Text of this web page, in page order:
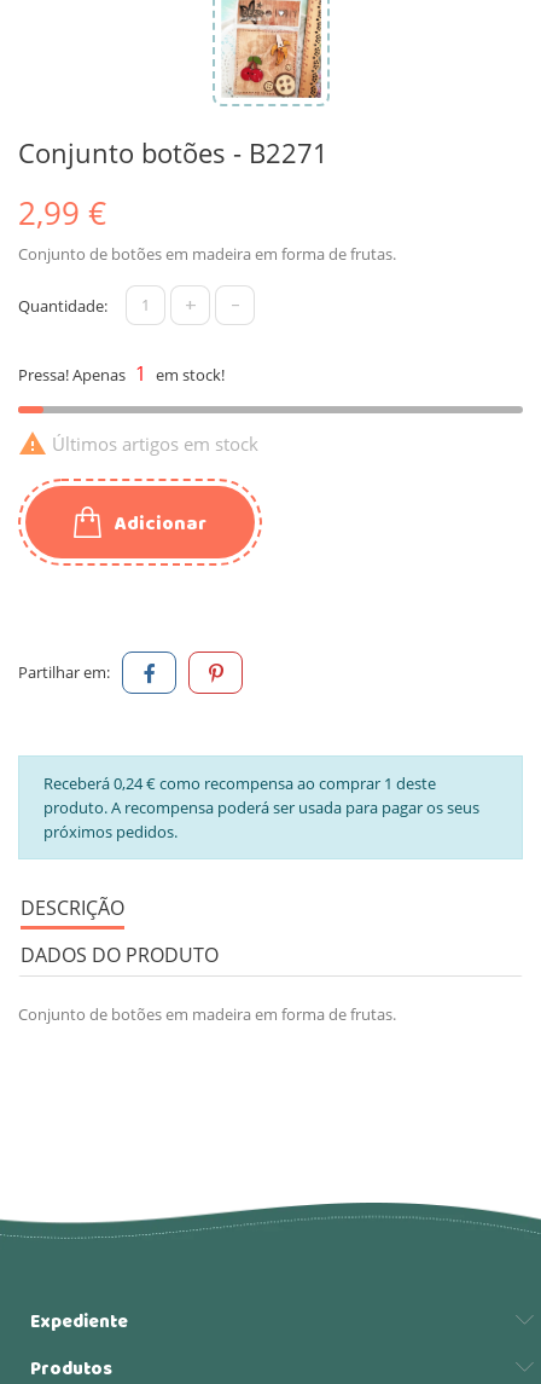
Conjunto botões - B2271
2,99 €
Conjunto de botões em madeira em forma de frutas.
Quantidade: + -
Pressa! Apenas 1 em stock!
 Últimos artigos em stock
Adicionar
Partilhar em:
Receberá 0,24 € como recompensa ao comprar 1 deste
produto. A recompensa poderá ser usada para pagar os seus
próximos pedidos.
DESCRIÇÃO
DADOS DO PRODUTO
Conjunto de botões em madeira em forma de frutas.
Expediente
Produtos